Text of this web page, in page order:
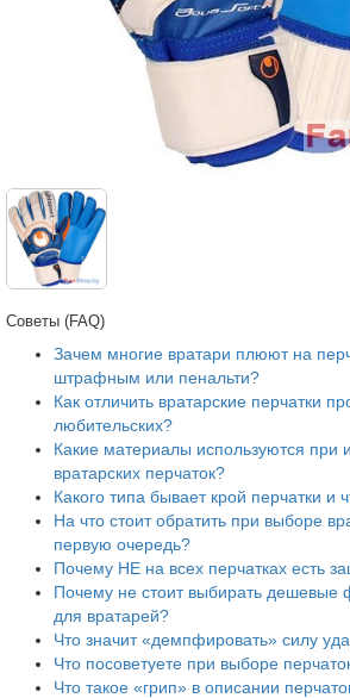
Советы (FAQ)
Зачем многие вратари плюют на
штрафным или пенальти?
Как отличить вратарские перчатки
любительских?
Какие материалы используются при
вратарских перчаток?
Какого типа бывает крой перчатки и
На что стоит обратить при выборе
первую очередь?
Почему НЕ на всех перчатках есть
Почему не стоит выбирать дешевые
для вратарей?
Что значит «демпфировать» силу
Что посоветуете при выборе
Что такое «грип» в описании